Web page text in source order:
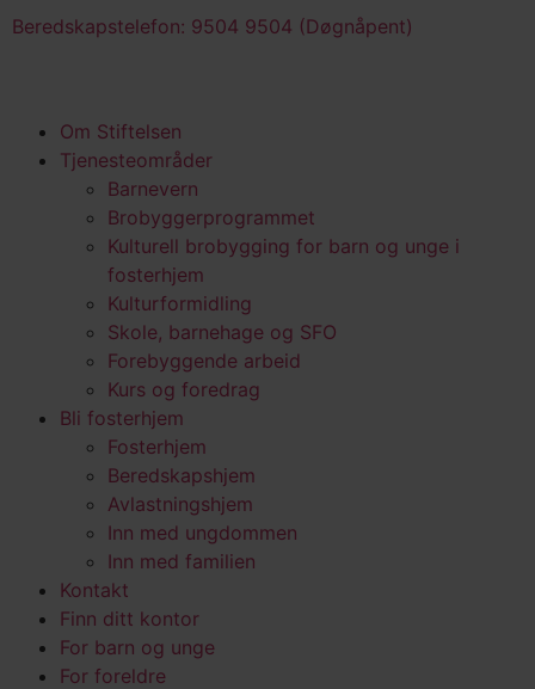
Beredskapstelefon: 9504 9504 (Døgnåpent)
Om Stiftelsen
Tjenesteområder
Barnevern
Brobyggerprogrammet
Kulturell brobygging for barn og unge i
fosterhjem
Kulturformidling
Skole, barnehage og SFO
Forebyggende arbeid
Kurs og foredrag
Bli fosterhjem
Fosterhjem
Beredskapshjem
Avlastningshjem
Inn med ungdommen
Inn med familien
Kontakt
Finn ditt kontor
For barn og unge
For foreldre